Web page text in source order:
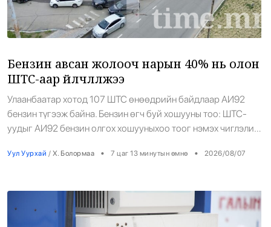
Энтертайнмент
Эрэн Сурвалжилга
Бензин авсан жолооч нарын 40% нь олон
ШТС-аар үйлчлүүлжээ
Улаанбаатар хотод 107 ШТС өнөөдрийн байдлаар АИ92
бензин түгээж байна. Бензин өгч буй хошууны тоо: ШТС-
уудыг АИ92 бензин олгох хошууныхоо тоог нэмэх чиглэлийг
шатахуун худалдан авсан иргэдэд олгосон баримтын тоо:
Уул Уурхай / Х. Болормаа • 7 цаг 13 минутын өмнө • 2026/08/07